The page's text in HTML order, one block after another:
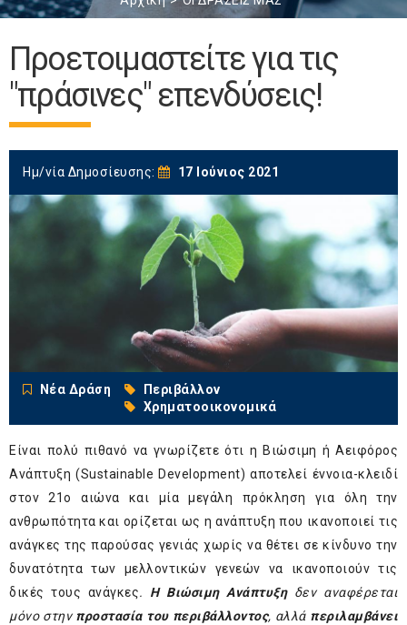
Προετοιμαστείτε για τις
"πράσινες" επενδύσεις!
Ημ/νία Δημοσίευσης: 17 Ιούνιος 2021
Νέα Δράση
Περιβάλλον
Χρηματοοικονομικά
Είναι πολύ πιθανό να γνωρίζετε ότι η Βιώσιμη ή Αειφόρος
Ανάπτυξη (Sustainable Development) αποτελεί έννοια-κλειδί
στον 21ο αιώνα και μία μεγάλη πρόκληση για όλη την
ανθρωπότητα και ορίζεται ως η ανάπτυξη που ικανοποιεί τις
ανάγκες της παρούσας γενιάς χωρίς να θέτει σε κίνδυνο την
δυνατότητα των μελλοντικών γενεών να ικανοποιούν τις
δικές τους ανάγκες. Η Βιώσιμη Ανάπτυξηδεν αναφέρεται
μόνο στην προστασία του περιβάλλοντος, αλλά περιλαμβάνει